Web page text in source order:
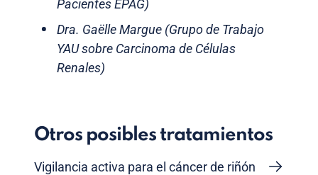
Pacientes EPAG)
Dra. Gaëlle Margue (Grupo de Trabajo
YAU sobre Carcinoma de Células
Renales)
Otros posibles tratamientos
Vigilancia activa para el cáncer de riñón